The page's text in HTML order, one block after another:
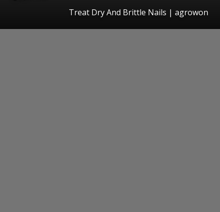
Treat Dry And Brittle Nails | agrowon